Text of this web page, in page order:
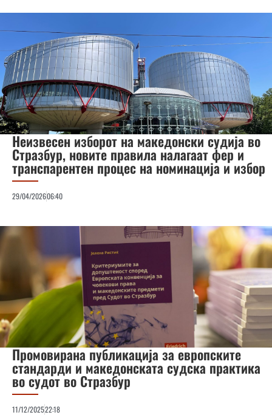
Неизвесен изборот на македонски судија во
Стразбур, новите правила налагаат фер и
транспарентен процес на номинација и избор
29/04/202606:40
Промовирана публикација за европските
стандарди и македонската судска практика
во судот во Стразбур
11/12/202522:18